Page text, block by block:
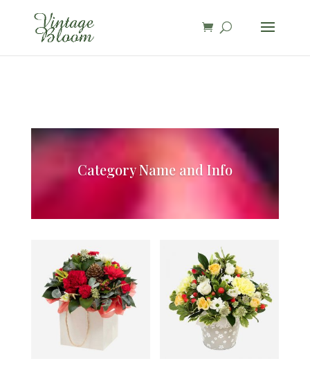
page contents
Category Name and Info